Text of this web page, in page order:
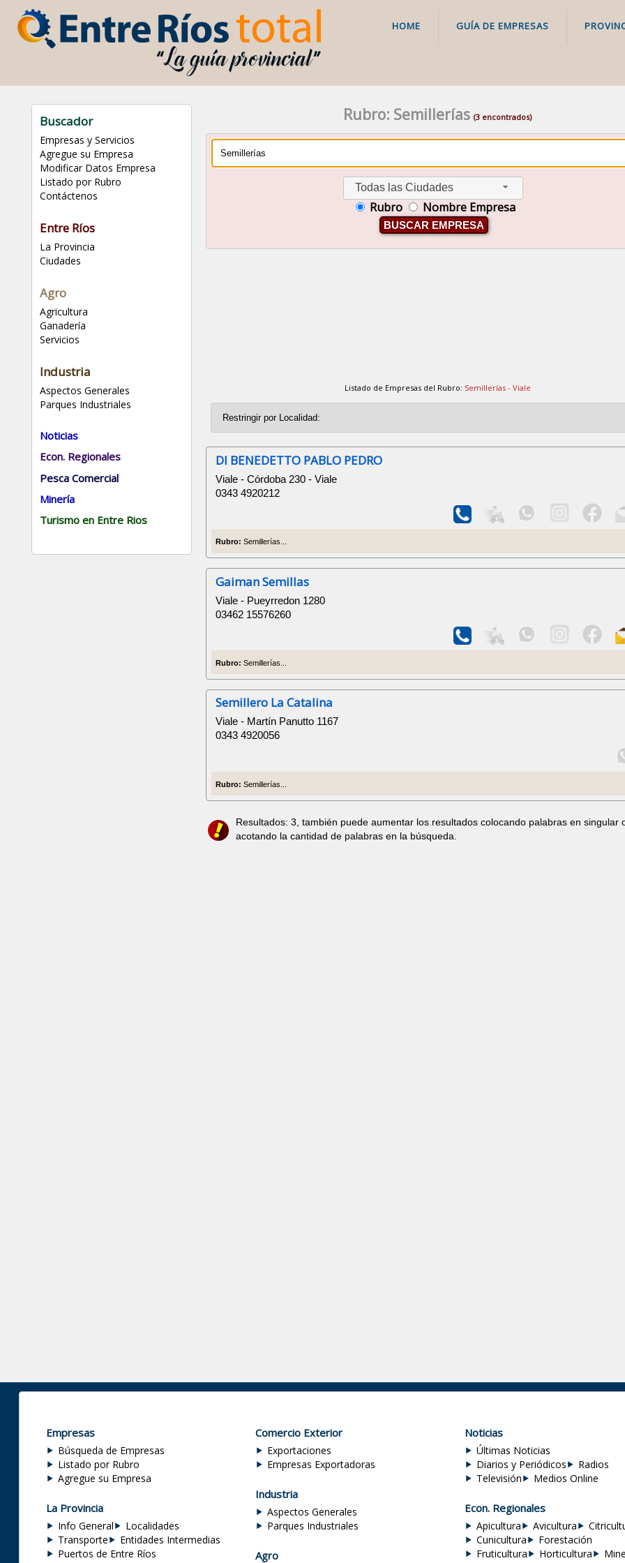
HOME GUÍA DE EMPRESAS
Buscador
Empresas y Servicios
Agregue su Empresa
Modificar Datos Empresa
Listado por Rubro
Contáctenos
Entre Ríos
La Provincia
Ciudades
Agro
Agricultura
Ganadería
Servicios
Industria
Aspectos Generales
Parques Industriales
Noticias
Econ. Regionales
Pesca Comercial
Minería
Turismo en Entre Rios
Rubro: Semillerías(3 encontrados)
Todas las Ciudades
Rubro Nombre Empresa
BUSCAR EMPRESA
Listado de Empresas del Rubro: Semillerías - Viale
DI BENEDETTO PABLO PEDRO
Viale - Córdoba 230 - Viale
0343 4920212
Rubro: Semillerías...
Gaiman Semillas
Viale - Pueyrredon 1280
03462 15576260
Rubro: Semillerías...
Semillero La Catalina
Viale - Martín Panutto 1167
0343 4920056
Rubro: Semillerías...
Resultados: 3, también puede aumentar los resultados colocando palabras en singular
acotando la cantidad de palabras en la búsqueda.
Empresas
Búsqueda de Empresas
Listado por Rubro
Agregue su Empresa
La Provincia
Info General
Localidades
Transporte
Entidades Intermedias
Puertos de Entre Ríos
Comercio Exterior
Exportaciones
Empresas Exportadoras
Industria
Aspectos Generales
Parques Industriales
Agro
Noticias
Últimas Noticias
Diarios y Periódicos
Radios
Televisión
Medios Online
Econ. Regionales
Apicultura Avicultura
Cunicultura
Forestación
Fruticultura
Horticultura